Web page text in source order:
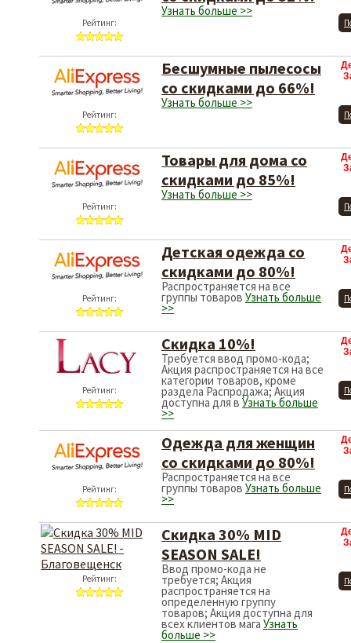
Рейтинг:
Узнать больше >>
Рейтинг:
Бесшумные пылесосы
со скидками до 66%!
Узнать больше >>
Рейтинг:
Товары для дома со
скидками до 85%!
Узнать больше >>
Рейтинг:
Детская одежда со
скидками до 80%!
Распространяется на все
группы товаров Узнать больше
>>
Рейтинг:
Скидка 10%!
Требуется ввод промо-кода;
Акция распространяется на все
категории товаров, кроме
раздела Распродажа; Акция
доступна для в Узнать больше
>>
Рейтинг:
Одежда для женщин
со скидками до 80%!
Распространяется на все
группы товаров Узнать больше
>>
Рейтинг:
Скидка 30% MID
SEASON SALE!
Ввод промо-кода не
требуется; Акция
распространяется на
определенную группу
товаров; Акция доступна для
всех клиентов мага Узнать
больше >>